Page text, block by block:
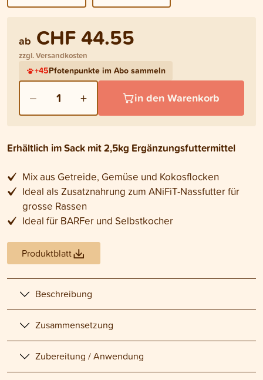
ab CHF 44.55
zzgl. Versandkosten
+45Pfotenpunkte im Abo sammeln
− 1 + in den Warenkorb
Erhältlich im Sack mit 2,5kg Ergänzungsfuttermittel
Mix aus Getreide, Gemüse und Kokosflocken
Ideal als Zusatznahrung zum ANiFiT-Nassfutter für
grosse Rassen
Ideal für BARFer und Selbstkocher
Produktblatt
Beschreibung
Zusammensetzung
Zubereitung / Anwendung